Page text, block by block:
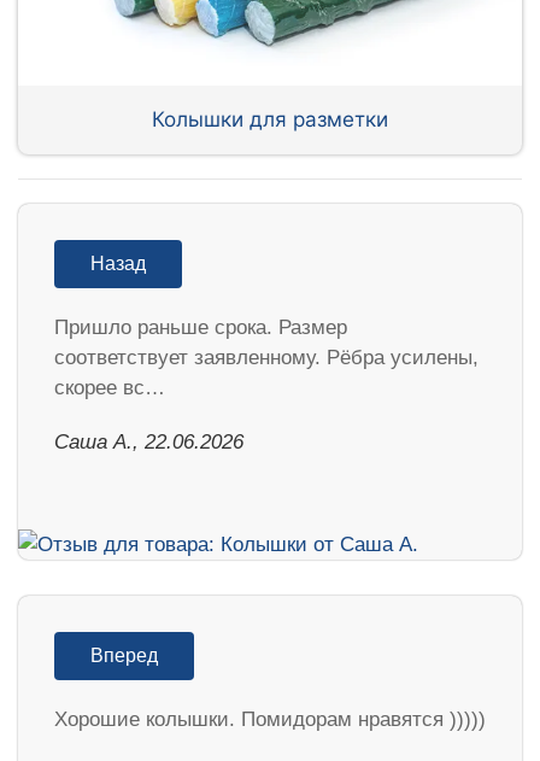
Колышки для разметки
Назад
Пришло раньше срока. Размер
соответствует заявленному. Рёбра усилены,
скорее вс…
Саша А., 22.06.2026
Вперед
Хорошие колышки. Помидорам нравятся )))))